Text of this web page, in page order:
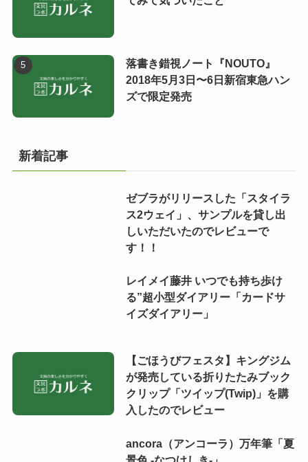
落書き錯視ノート『NOUTO』
2018年5月3日〜6日新宿東急ハン
ズで限定発売
新着記事
ゼブラがリリースした「スタイラ
ス2ウェイ」、サンプルを貸し出
しいただいたのでレビューで
す！！
レイメイ藤井 いつでも持ち歩け
る”超小型ダイアリー「カードサ
イズダイアリー」
【ごほうびフェスタ】キングジム
が発売している折りたたみブック
クリップ「ツイップ(Twip)」を購
入したのでレビュー
ancora（アンコーラ）万年筆「夏